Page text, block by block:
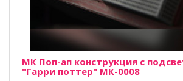
МК Поп-ап конструкция с
"Гарри поттер" МК-0008